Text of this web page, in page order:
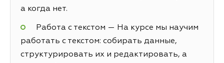
а когда нет.
Работа с текстом — На курсе мы научим
работать с текстом: собирать данные,
структурировать их и редактировать, а